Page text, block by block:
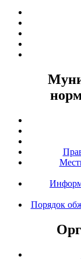
Порядок